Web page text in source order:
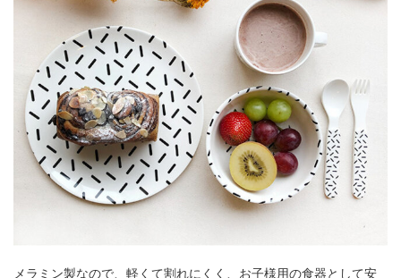
メラミン製なので、軽くて割れにくく、お子様用の食器として安